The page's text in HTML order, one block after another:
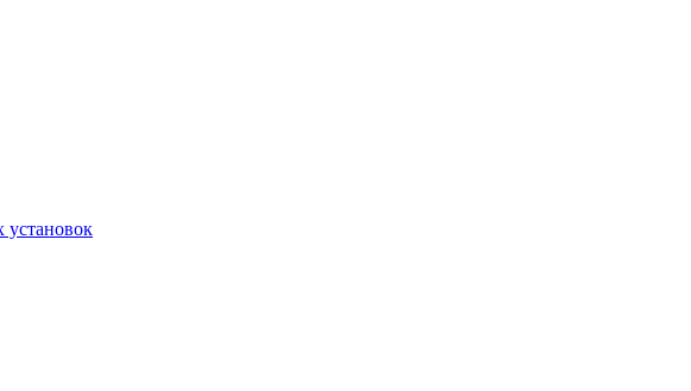
установок